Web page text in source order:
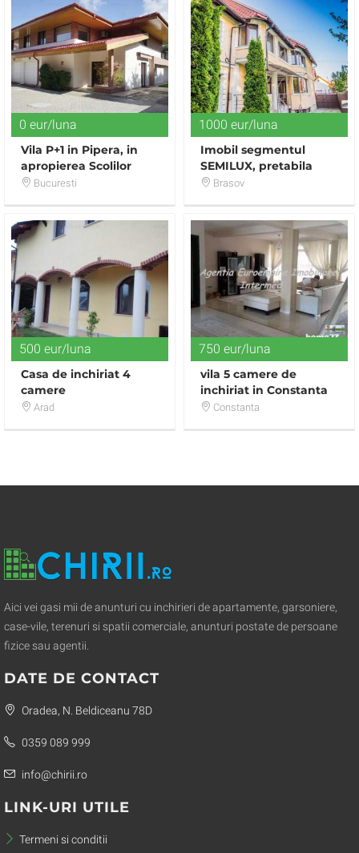
0 eur/luna
Vila P+1 in Pipera, in
apropierea Scolilor
Internationale
Bucuresti
1000 eur/luna
Imobil segmentul
SEMILUX, pretabila
Rezidenta/Hostel/ Etc.
Brasov
500 eur/luna
Casa de inchiriat 4
camere
Arad
750 eur/luna
vila 5 camere de
inchiriat in Constanta
zona km 5
Constanta
Aici vei gasi mii de anunturi cu inchirieri de apartamente, garsoniere,
case-vile, terenuri si spatii comerciale, anunturi postate de persoane
fizice sau agentii.
DATE DE CONTACT
Oradea, N. Beldiceanu 78D
0359 089 999
info@chirii.ro
LINK-URI UTILE
Termeni si conditii